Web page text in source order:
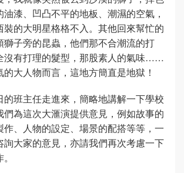
漆、凹凸不平的地板、潮濕的空氣，
裝的大明星格格不入。其他回來幫忙的
獅子旁的昆蟲，他們那不合潮流的打
沒有打理的髮型，那股素人的氣味……
大人物而言，這地方簡直是地獄！
的班主任走進來，簡略地講解一下學校
們為這次大滙演提供意見，例如故事的
作、人物的設定、場景的配搭等等，一
詢大家的意見，亦請我們再次考慮一下